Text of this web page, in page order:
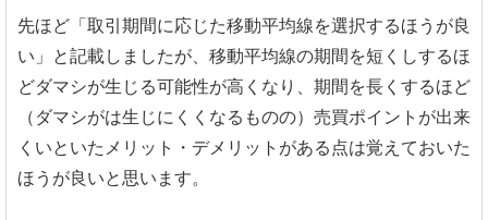
先ほど「取引期間に応じた移動平均線を選択するほうが良
い」と記載しましたが、移動平均線の期間を短くしするほ
どダマシが生じる可能性が高くなり、期間を長くするほど
（ダマシがは生じにくくなるものの）売買ポイントが出来
くいといたメリット・デメリットがある点は覚えておいた
ほうが良いと思います。